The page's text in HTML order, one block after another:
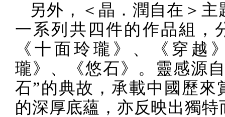
另外，＜晶．潤自在＞主
一系列共四件的作品組，
《十面玲瓏》、《穿越
瓏》、《悠石》。靈感源
石”的典故，承載中國歷來
的深厚底蘊，亦反映出獨特